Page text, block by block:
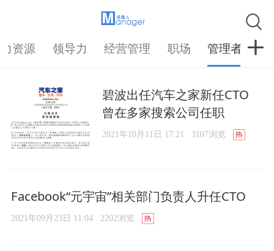
资源 领导力 经营管理 职场 管理者 提
碧波出任汽车之家新任CTO
曾在多家搜索公司任职
2021年10月11日 17:21 3107浏览
Facebook“元宇宙”相关部门负责人升任CTO
2021年09月23日 11:04 2202浏览